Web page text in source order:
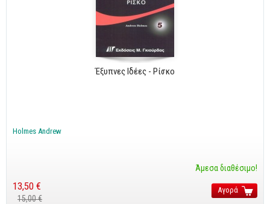
Έξυπνες Ιδέες - Ρίσκο
Holmes Andrew
Άμεσα διαθέσιμο!
13,50 €
15,00 €
Αγορά